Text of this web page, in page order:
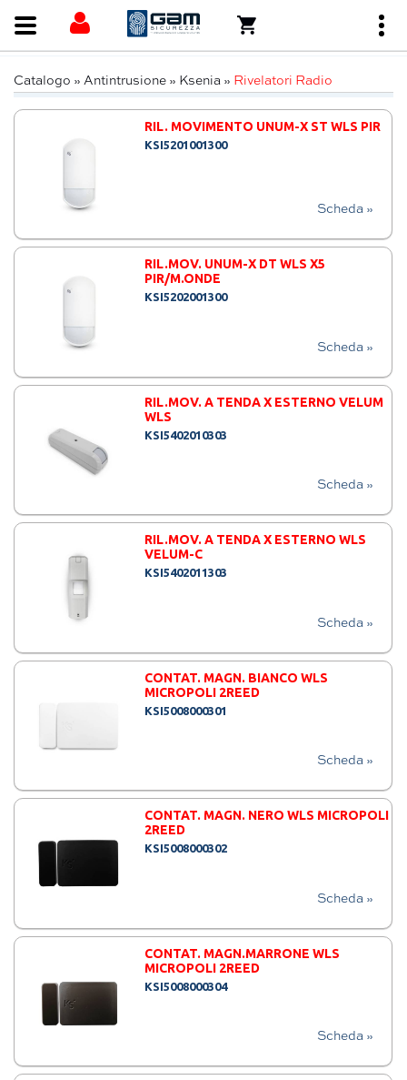
Catalogo » Antintrusione » Ksenia » Rivelatori Radio
RIL. MOVIMENTO UNUM-X ST WLS PIR
KSI5201001300
Scheda »
RIL.MOV. UNUM-X DT WLS X5
PIR/M.ONDE
KSI5202001300
Scheda »
RIL.MOV. A TENDA X ESTERNO VELUM
WLS
KSI5402010303
Scheda »
RIL.MOV. A TENDA X ESTERNO WLS
VELUM-C
KSI5402011303
Scheda »
CONTAT. MAGN. BIANCO WLS
MICROPOLI 2REED
KSI5008000301
Scheda »
CONTAT. MAGN. NERO WLS MICROPOLI
2REED
KSI5008000302
Scheda »
CONTAT. MAGN.MARRONE WLS
MICROPOLI 2REED
KSI5008000304
Scheda »